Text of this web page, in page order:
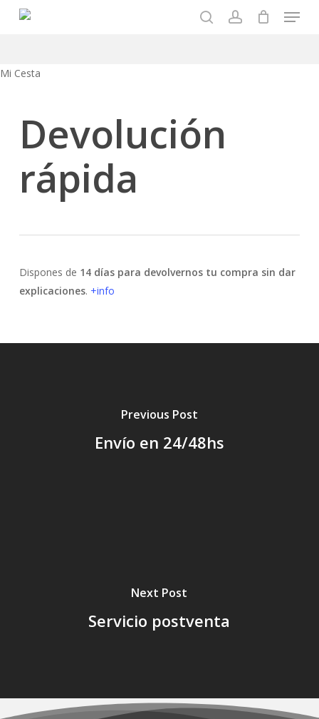
Menu
Mi Cesta
Devolución
rápida
Dispones de 14 días para devolvernos tu compra sin dar
explicaciones. +info
Previous Post
Envío en 24/48hs
Next Post
Servicio postventa